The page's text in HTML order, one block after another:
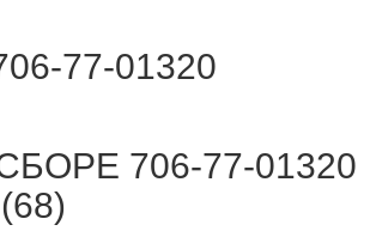
77-01320
706-77-01320